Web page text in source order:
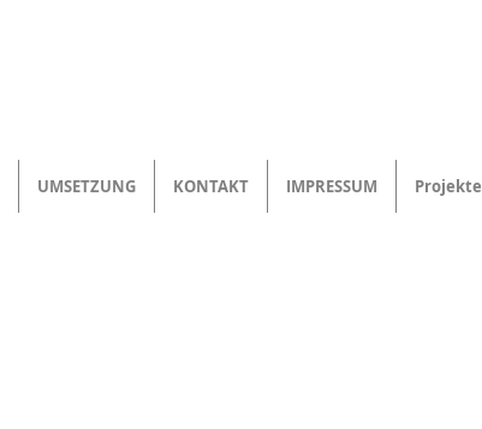
UMSETZUNG KONTAKT IMPRESSUM Projekte